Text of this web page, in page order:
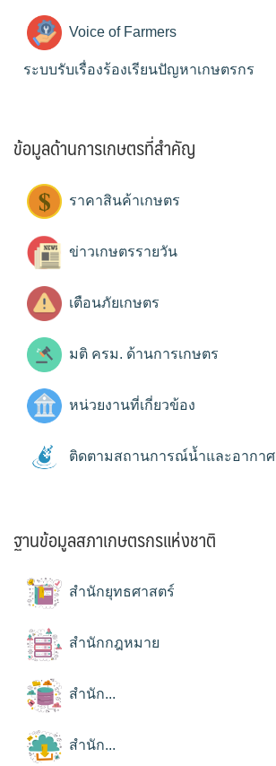
Voice of Farmers
ระบบรับเรื่องร้องเรียนปัญหาเกษตรกร
ข้อมูลด้านการเกษตรที่สำคัญ
ราคาสินค้าเกษตร
ข่าวเกษตรรายวัน
เตือนภัยเกษตร
มติ ครม. ด้านการเกษตร
หน่วยงานที่เกี่ยวข้อง
ติดตามสถานการณ์น้ำและอากาศ
ฐานข้อมูลสภาเกษตรกรแห่งชาติ
สำนักยุทธศาสตร์
สำนักกฎหมาย
สำนัก...
สำนัก...